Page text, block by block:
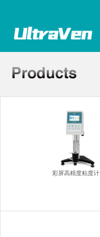
彩屏高精度粘度计